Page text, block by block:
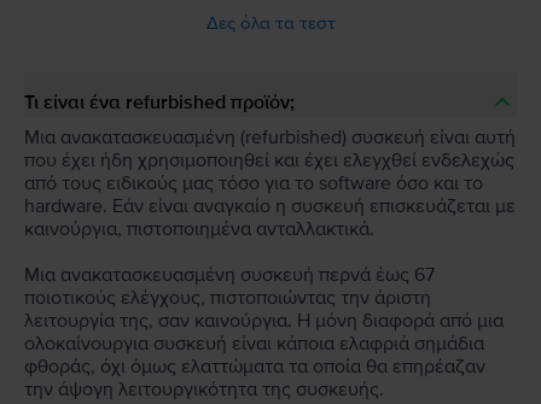
Δες όλα τα τεστ
Τι είναι ένα refurbished προϊόν;
Μια ανακατασκευασμένη (refurbished) συσκευή είναι αυτή
που έχει ήδη χρησιμοποιηθεί και έχει ελεγχθεί ενδελεχώς
από τους ειδικούς μας τόσο για το software όσο και το
hardware. Εάν είναι αναγκαίο η συσκευή επισκευάζεται με
καινούργια, πιστοποιημένα ανταλλακτικά.
Μια ανακατασκευασμένη συσκευή περνά έως 67
ποιοτικούς ελέγχους, πιστοποιώντας την άριστη
λειτουργία της, σαν καινούργια. Η μόνη διαφορά από μια
ολοκαίνουργια συσκευή είναι κάποια ελαφριά σημάδια
φθοράς, όχι όμως ελαττώματα τα οποία θα επηρέαζαν
την άψογη λειτουργικότητα της συσκευής.